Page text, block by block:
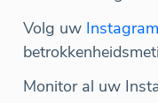
Volg uw Instagram
Monitor al uw